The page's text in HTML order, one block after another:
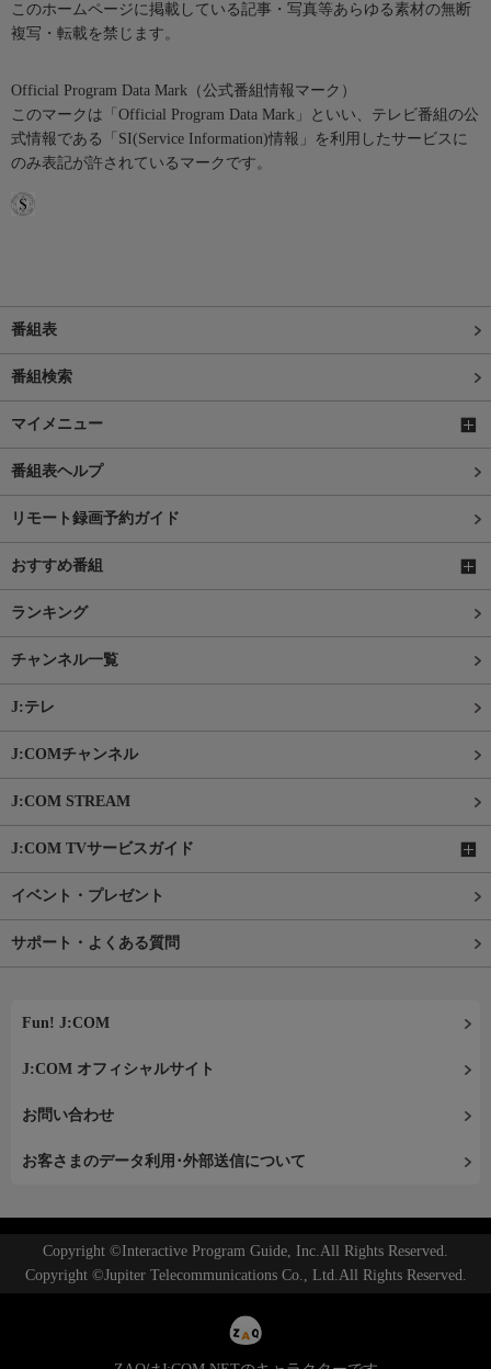
このホームページに掲載している記事・写真等あらゆる素材の無断
複写・転載を禁じます。
Official Program Data Mark（公式番組情報マーク）
このマークは「Official Program Data Mark」といい、テレビ番組の公
式情報である「SI(Service Information)情報」を利用したサービスに
のみ表記が許されているマークです。
番組表
番組検索
マイメニュー
番組表ヘルプ
リモート録画予約ガイド
おすすめ番組
ランキング
チャンネル一覧
J:テレ
J:COMチャンネル
J:COM STREAM
J:COM TVサービスガイド
イベント・プレゼント
サポート・よくある質問
Fun! J:COM
J:COM オフィシャルサイト
お問い合わせ
お客さまのデータ利用･外部送信について
Copyright ©Interactive Program Guide, Inc.All Rights Reserved.
Copyright ©Jupiter Telecommunications Co., Ltd.All Rights Reserved.